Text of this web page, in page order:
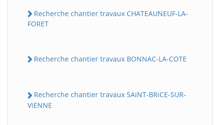
Recherche chantier travaux CHATEAUNEUF-LA-
FORET
Recherche chantier travaux BONNAC-LA-COTE
Recherche chantier travaux SAiNT-BRiCE-SUR-
ViENNE